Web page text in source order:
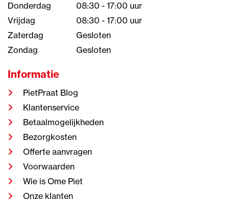
Donderdag
08:30 - 17:00 uur
Vrijdag
08:30 - 17:00 uur
Zaterdag
Gesloten
Zondag
Gesloten
Informatie
PietPraat Blog
Klantenservice
Betaalmogelijkheden
Bezorgkosten
Offerte aanvragen
Voorwaarden
Wie is Ome Piet
Onze klanten